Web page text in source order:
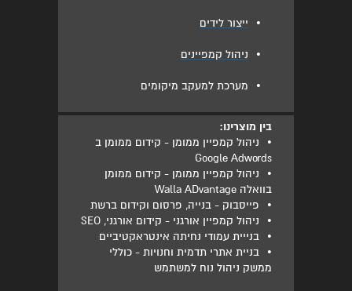
בין מוצרינו:
•
ניהול קמפיין ממומן - קידום ממומן ב
Google Adwords
•
ניהול קמפיין ממומן - קידום ממומן
בוואלה Walla ADvantage
• פייסבוק - בנייה, פרסום וקידום ברשת
• ניהול קמפיין אורגני - קידום אורגני, SEO
• בנייית עמודי נחיתה אינטראקטיביים
•
בניית אתרי תדמית וחנויות - כוללי
ממשק ניהול נוח למשתמש
• ייצור לידים
• ניהול קמפיינים
• מערכת למעקב מיקומים